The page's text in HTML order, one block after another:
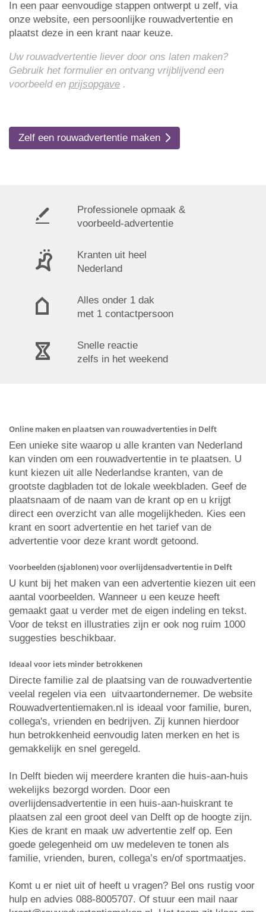
In een paar eenvoudige stappen ontwerpt u zelf, via
onze website, een persoonlijke rouwadvertentie en
plaatst deze in een krant naar keuze.
Uw rouwadvertentie liever door ons laten maken?
Gebruik het formulier en ontvang vrijblijvend een
voorbeeld en prijsopgave .
Zelf een rouwadvertentie maken
Professionele opmaak &
voorbeeld-advertentie
Kranten uit heel
Nederland
Alles onder 1 dak
met 1 contactpersoon
Snelle reactie
zelfs in het weekend
Online maken en plaatsen van rouwadvertenties in Delft
Een unieke site waarop u alle kranten van Nederland
kan vinden om een rouwadvertentie in te plaatsen. U
kunt kiezen uit alle Nederlandse kranten, van de
grootste dagbladen tot de lokale weekbladen. Geef de
plaatsnaam of de naam van de krant op en u krijgt
direct een overzicht van alle mogelijkheden. Kies een
krant en soort advertentie en het tarief van de
advertentie voor deze krant wordt getoond.
Voorbeelden (sjablonen) voor overlijdensadvertentie in Delft
U kunt bij het maken van een advertentie kiezen uit een
aantal voorbeelden. Wanneer u een keuze heeft
gemaakt gaat u verder met de eigen indeling en tekst.
Voor de tekst en illustraties zijn er ook nog ruim 1000
suggesties beschikbaar.
Ideaal voor iets minder betrokkenen
Directe familie zal de plaatsing van de rouwadvertentie
veelal regelen via een uitvaartondernemer. De website
Rouwadvertentiemaken.nl is ideaal voor familie, buren,
collega's, vrienden en bedrijven. Zij kunnen hierdoor
hun betrokkenheid eenvoudig laten merken en het is
gemakkelijk en snel geregeld.
In Delft bieden wij meerdere kranten die huis-aan-huis
wekelijks bezorgd worden. Door een
overlijdensadvertentie in een huis-aan-huiskrant te
plaatsen zal een groot deel van Delft op de hoogte zijn.
Kies de krant en maak uw advertentie zelf op. Een
goede gelegenheid om uw medeleven te tonen als
familie, vrienden, buren, collega’s en/of sportmaatjes.
Komt u er niet uit of heeft u vragen? Bel ons rustig voor
hulp en advies 088-8005707. Of stuur een mail naar